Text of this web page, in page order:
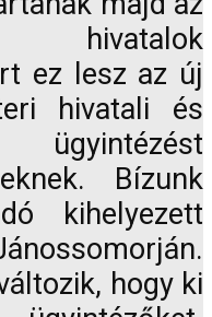
hivatalok
ez lesz az új
hivatali és
Bízunk
kihelyezett
hogy ki